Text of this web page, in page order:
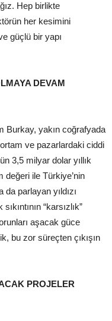
Hep birlikte
her kesimini
güçlü bir yapı
DEVAM
Burkay, yakın coğrafyada
ve pazarlardaki ciddi
3,5 milyar dolar yıllık
değeri ile Türkiye’nin
parlayan yıldızı
“karsızlık”
aşacak güce
bu zor süreçten çıkışın
PROJELER